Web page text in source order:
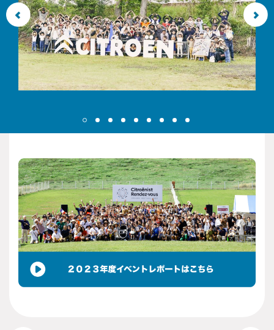
ご了承ください。
Citroën Marcheの出店は、主催者がお送りする出店確定
メールが無い場合、出店いただけません。
未成年の出店（出店申し込み）は出来ません。予めご了
承ください。
出店及び開催が中止になったことにより生じた派生的、
付随的、間接的な損害(営業上の利益の損失や損害を含
む)について、中止理由がいかなる場合でも、主催および
事務局は一切の責任を負い兼ねますので予めご了承くだ
さい。
会場での物品や金銭のやり取り、事故などの対応は当事
者間の責任に於いておこなってください。また盗難や万
てください。
主催および事務局では、特別な場合を除き、上記トラブ
ルについて一切関与いたしませんので予めご了承くださ
い。
【一般的なマナー】
当イベントのご参加にあたり、交通法規や公共の安全に
遵守して会場までご来場ください。
当イベントにはたくさんの人が来場されます。来場者の
持ちを持って楽しみましょう。
非常に危険です。保護者の方は、お子さまから目をはな
で予めご了承ください。
Q. マルシェ出店の場合は準備について前日から出来ますか。
前日の準備は出来ません。当日、入場後より準備をお願
い致します。なお会場内の安全確保のため、出店スペー
スの車両入出時間に制限があります。ご入場時間は参加
確定後のお知らせをご覧ください。
出店規約や出店要項および出店の注意事項の内容をご確
マルシェ出店物品や金銭については個別警備はありませ
んので、会場での物品や金銭のやり取り、事故などの対
応は当事者間の責任に於いておこなってください。盗難
や万引きなどの弁済責任を主催および事務局は負いませ
んので、物品・金銭の管理は出店者の責任に於いておこ
なってください。
Q. マルシェ出店でトラブルがあった場合はどのようになります
か。
主催および事務局では、特別な場合を除き、トラブルに